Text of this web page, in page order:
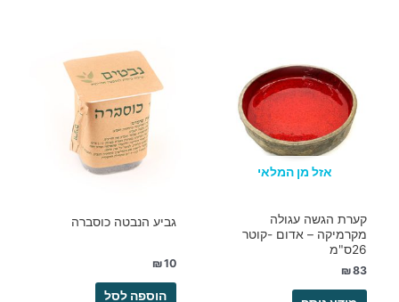
אזל מן המלאי
קערת הגשה עגולה
מקרמיקה – אדום -קוטר
26ס"מ
₪83
גביע הנבטה כוסברה
₪10
הוספה לסל